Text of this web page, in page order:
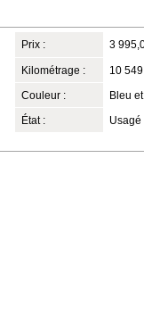
Prix : 3
Kilométrage : 10
Couleur : Bleu
État : Usagé